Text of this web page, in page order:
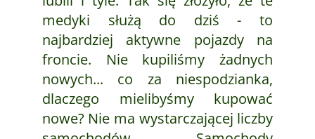
medyki służą do dziś - to
najbardziej aktywne pojazdy na
froncie. Nie kupiliśmy żadnych
nowych... co za niespodzianka,
dlaczego mielibyśmy kupować
nowe? Nie ma wystarczającej liczby